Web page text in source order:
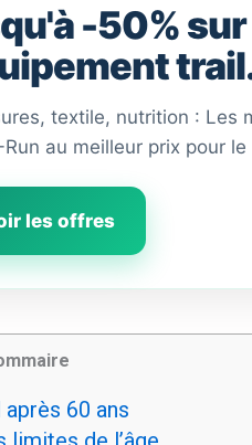
-50% sur
textile, nutrition : Les
au meilleur prix pour le
les offres
60 ans